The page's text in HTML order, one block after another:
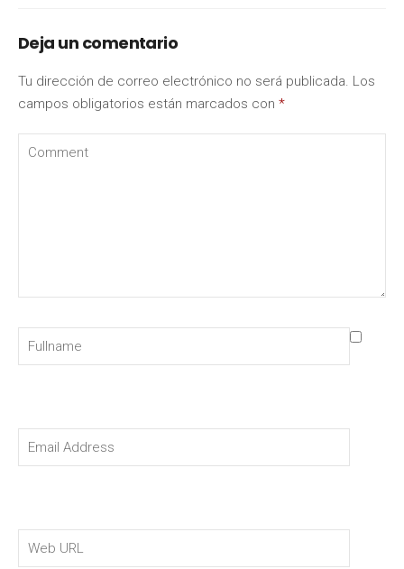
Deja un comentario
Tu dirección de correo electrónico no será publicada. Los
campos obligatorios están marcados con *